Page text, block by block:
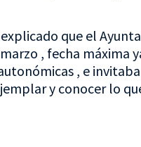
que el
, fecha máxima
, e
y conocer lo